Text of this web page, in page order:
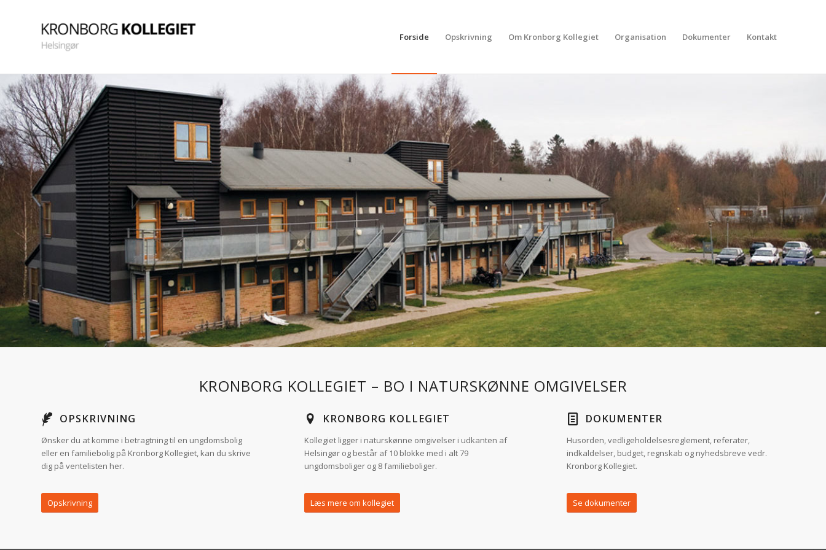
Forside Opskrivning Om Kronborg Kollegiet Organisation Dokumenter Kontakt
KRONBORG KOLLEGIET – BO I NATURSKØNNE OMGIVELSER
OPSKRIVNING
Ønsker du at komme i betragtning til en ungdomsbolig
eller en familiebolig på Kronborg Kollegiet, kan du skrive
dig på ventelisten her.
Opskrivning
KRONBORG KOLLEGIET
Kollegiet ligger i naturskønne omgivelser i udkanten af
Helsingør og består af 10 blokke med i alt 79
ungdomsboliger og 8 familieboliger.
Læs mere om kollegiet
DOKUMENTER
Husorden, vedligeholdelsesreglement, referater,
indkaldelser, budget, regnskab og nyhedsbreve vedr.
Kronborg Kollegiet.
Se dokumenter